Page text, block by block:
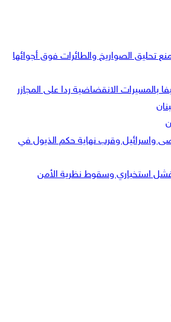
تحليق الصواريخ والطائرات فوق أجوائها
بالمسيرات الانقضاضية ردا على المجازر
واسرائيل وقرب نهاية حكم الذيول في
استخباري وسقوط نظرية الأمن